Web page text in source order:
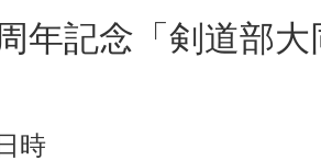
周年記念「剣道部大
時